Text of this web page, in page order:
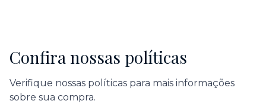
Confira nossas políticas
Verifique nossas políticas para mais informações
sobre sua compra.